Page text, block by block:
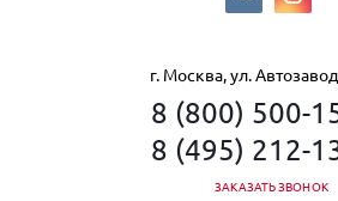
г. Москва, ул.
8 (800) 500-
8 (495) 212-
ЗАКАЗАТЬ ЗВОНОК